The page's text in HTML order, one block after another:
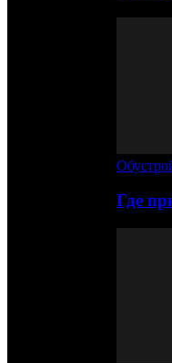
Где